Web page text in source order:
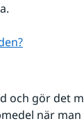
och gör det
när